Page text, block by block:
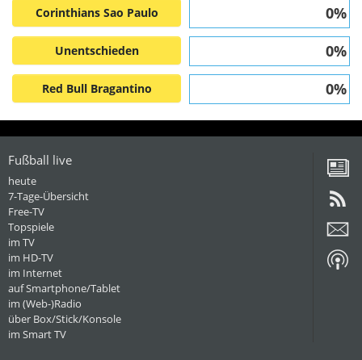
Corinthians Sao Paulo 0%
Unentschieden 0%
Red Bull Bragantino 0%
Fußball live
heute
7-Tage-Übersicht
Free-TV
Topspiele
im TV
im HD-TV
im Internet
auf Smartphone/Tablet
im (Web-)Radio
über Box/Stick/Konsole
im Smart TV